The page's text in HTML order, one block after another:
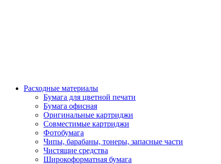
Расходные материалы
Бумага для цветной печати
Бумага офисная
Оригинальные картриджи
Совместимые картриджи
Фотобумага
Чипы, барабаны, тонеры, запасные части
Чистящие средства
Широкоформатная бумага